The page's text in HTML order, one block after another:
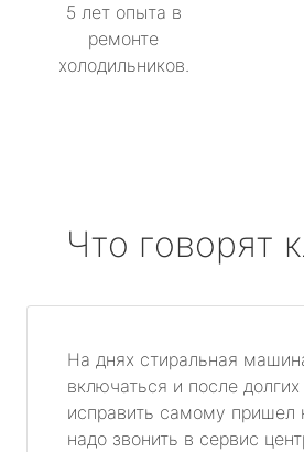
5 лет опыта в
ремонте
холодильников.
Что говорят
На днях стиральная
включаться и после
исправить самому пришел
надо звонить в сервис